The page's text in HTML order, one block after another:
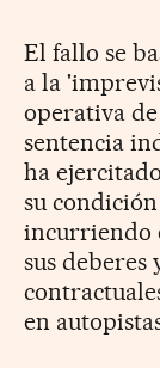
El fallo se
a la
operativa
sentencia
ha
su
incurriendo
sus deberes
en